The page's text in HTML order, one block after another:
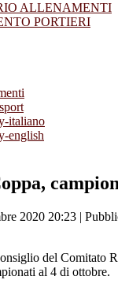
ALLENAMENTI
PORTIERI
italiano
english
2020 20:23 |
del Comitato
al 4 di ottobre.